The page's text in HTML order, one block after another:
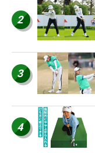
2
3
4